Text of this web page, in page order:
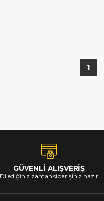
1
GÜVENLİ ALIŞVERİŞ
Dilediğiniz zaman siparişiniz hazır